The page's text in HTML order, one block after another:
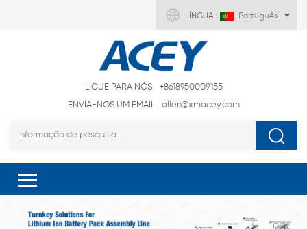
LÍNGUA : Português
LIGUE PARA NÓS
+8618950009155
ENVIA-NOS UM EMAIL
allen@xmacey.com